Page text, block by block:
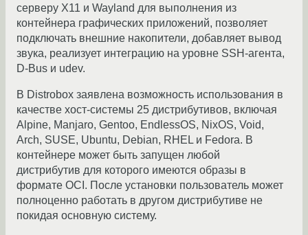
серверу X11 и Wayland для выполнения из
контейнера графических приложений, позволяет
подключать внешние накопители, добавляет вывод
звука, реализует интеграцию на уровне SSH-агента,
D-Bus и udev.
В Distrobox заявлена возможность использования в
качестве хост-системы 25 дистрибутивов, включая
Alpine, Manjaro, Gentoo, EndlessOS, NixOS, Void,
Arch, SUSE, Ubuntu, Debian, RHEL и Fedora. В
контейнере может быть запущен любой
дистрибутив для которого имеются образы в
формате OCI. После установки пользователь может
полноценно работать в другом дистрибутиве не
покидая основную систему.